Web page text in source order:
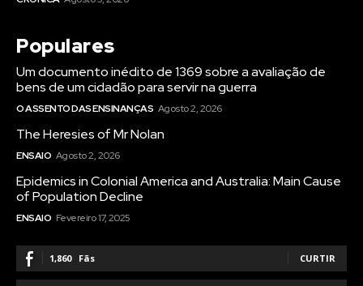
Populares
Um documento inédito de 1369 sobre a avaliação de
bens de um cidadão para servir na guerra
O ASSENTO DAS ENSINANÇAS Agosto 2, 2026
The Heresies of Mr Nolan
ENSAIO Agosto 2, 2026
Epidemics in Colonial America and Australia: Main Cause
of Population Decline
ENSAIO Fevereiro 17, 2025
1,860 Fãs CURTIR